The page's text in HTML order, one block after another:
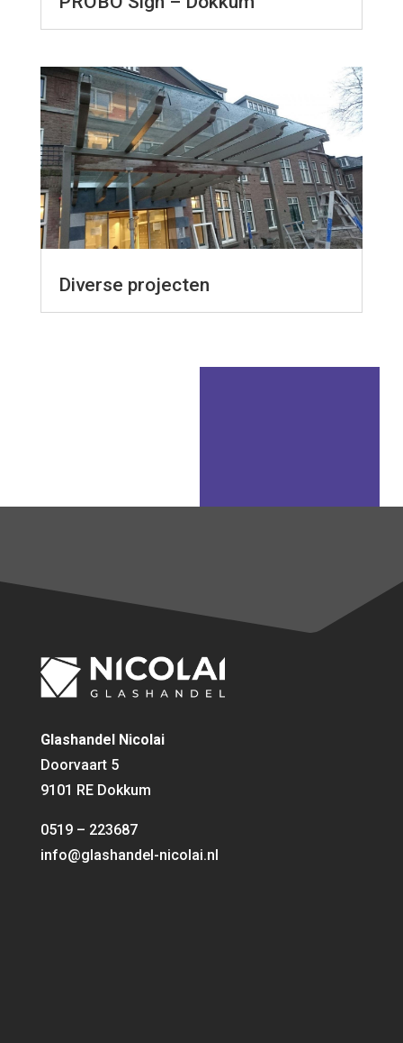
Diverse projecten
Glashandel Nicolai
Doorvaart 5
9101 RE Dokkum
0519 – 223687
info@glashandel-nicolai.nl